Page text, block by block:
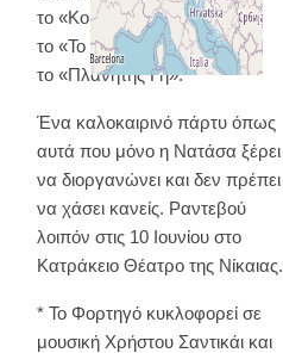
το «Κομμάτι της Ζωής Μου»,
το «Το Γλέντι» και
το «Πλανήτης Γη».
Ένα καλοκαιρινό πάρτυ όπως
αυτά που μόνο η Νατάσα ξέρει
να διοργανώνει και δεν πρέπει
να χάσει κανείς. Ραντεβού
λοιπόν στις 10 Ιουνίου στο
Κατράκειο Θέατρο της Νίκαιας.
* Το Φορτηγό κυκλοφορεί σε
μουσική Χρήστου Σαντικάι και